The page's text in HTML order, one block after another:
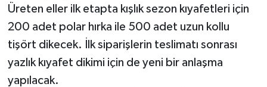
Üreten eller ilk etapta kışlık sezon kıyafetleri için
200 adet polar hırka ile 500 adet uzun kollu
tişört dikecek. İlk siparişlerin teslimatı sonrası
yazlık kıyafet dikimi için de yeni bir anlaşma
yapılacak.